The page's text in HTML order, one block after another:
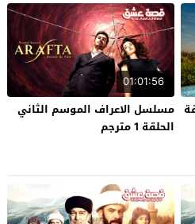
01:01:56
مسلسل الاعراف الموسم الثاني
الحلقة 1 مترجم